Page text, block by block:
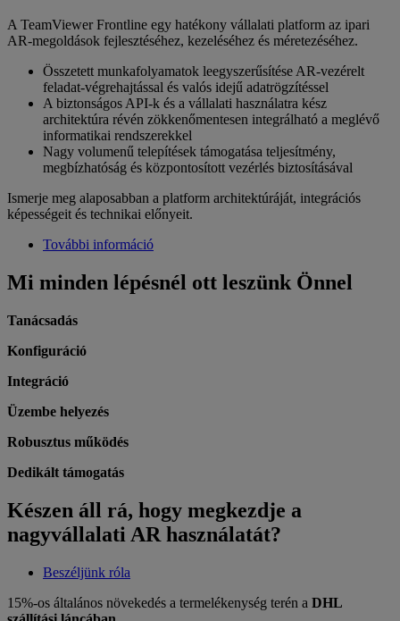
A TeamViewer Frontline egy hatékony vállalati platform az ipari
AR-megoldások fejlesztéséhez, kezeléséhez és méretezéséhez.
Összetett munkafolyamatok leegyszerűsítése AR-vezérelt
feladat-végrehajtással és valós idejű adatrögzítéssel
A biztonságos API-k és a vállalati használatra kész
architektúra révén zökkenőmentesen integrálható a meglévő
informatikai rendszerekkel
Nagy volumenű telepítések támogatása teljesítmény,
megbízhatóság és központosított vezérlés biztosításával
Ismerje meg alaposabban a platform architektúráját, integrációs
képességeit és technikai előnyeit.
További információ
Mi minden lépésnél ott leszünk Önnel
Tanácsadás
Konfiguráció
Integráció
Üzembe helyezés
Robusztus működés
Dedikált támogatás
Készen áll rá, hogy megkezdje a
nagyvállalati AR használatát?
Beszéljünk róla
15%-os általános növekedés a termelékenység terén a DHL